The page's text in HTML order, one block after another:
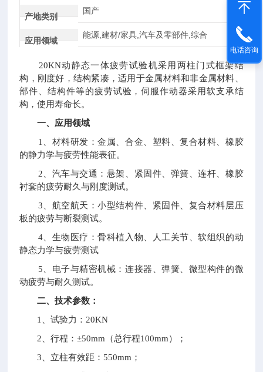
产地类别
国产
应用领域
能源,建材/家具,汽车及零部件,综合
20KN动静态一体疲劳试验机采用两柱门式框架结
构，刚度好，结构紧凑，适用于金属材料和非金属材料、
部件、结构件等的疲劳试验，伺服作动器采用软支承结
构，使用寿命长。
一、应用领域
1、材料研发：金属、合金、塑料、复合材料、橡胶
的静力学与疲劳性能表征。
2、汽车与交通：悬架、紧固件、弹簧、连杆、橡胶
衬套的疲劳耐久与刚度测试。
3、航空航天：小型结构件、紧固件、复合材料层压
板的疲劳与断裂测试。
4、生物医疗：骨科植入物、人工关节、软组织的动
静态力学与疲劳测试
5、电子与精密机械：连接器、弹簧、微型构件的微
动疲劳与耐久测试。
二、技术参数：
1、试验力：20KN
2、行程：±50mm（总行程100mm）；
3、立柱有效距：550mm；
电话咨询